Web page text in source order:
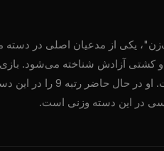
کشتی آزادش شناخته می‌شود. بازی
تبادلات استرایک و
در این دسته وزنی است.